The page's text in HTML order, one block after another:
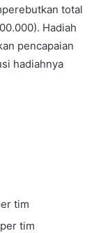
total
Hadiah
pencapaian
hadiahnya
tim
tim